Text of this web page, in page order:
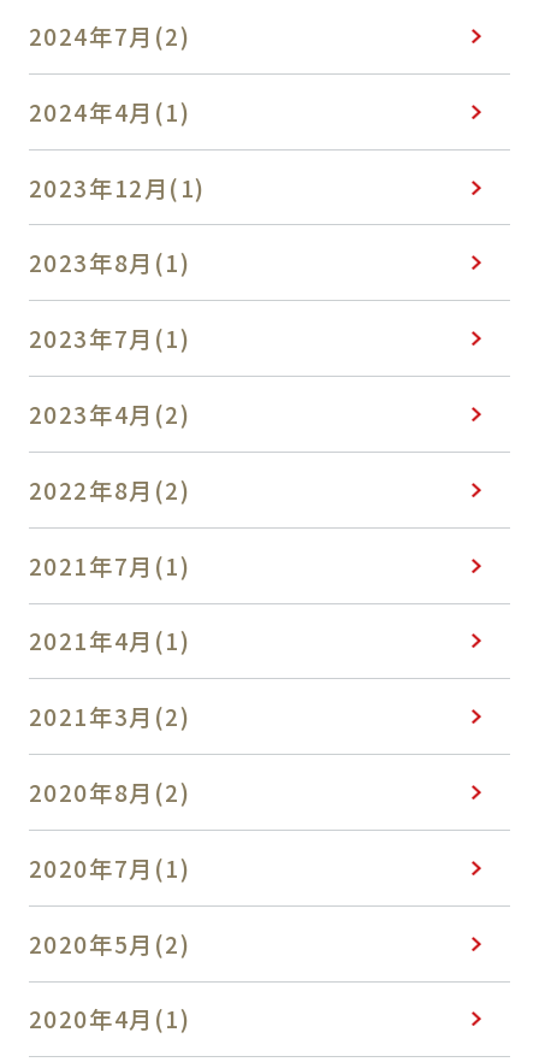
2024年7月(2)
2024年4月(1)
2023年12月(1)
2023年8月(1)
2023年7月(1)
2023年4月(2)
2022年8月(2)
2021年7月(1)
2021年4月(1)
2021年3月(2)
2020年8月(2)
2020年7月(1)
2020年5月(2)
2020年4月(1)